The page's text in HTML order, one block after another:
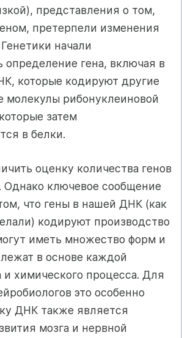
представления о том,
претерпели изменения
начали
определение гена, включая в
которые кодируют другие
молекулы рибонуклеиновой
затем
в белки.
оценку количества генов
Однако ключевое сообщение
что гены в нашей ДНК (как
кодируют производство
иметь множество форм и
в основе каждой
и химического процесса. Для
это особенно
ДНК также является
мозга и нервной